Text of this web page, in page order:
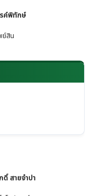
ค์พิทักษ์
ย์สิน
ดิ์ สายจำปา